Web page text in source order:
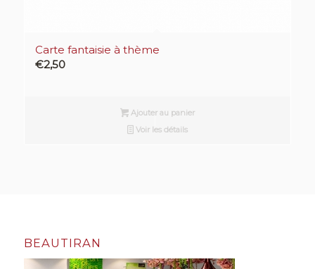
Carte fantaisie à thème
€2,50
Ajouter au panier
Voir les détails
BEAUTIRAN